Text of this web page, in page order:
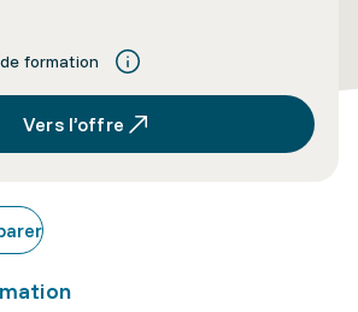
formation
Vers l’offre